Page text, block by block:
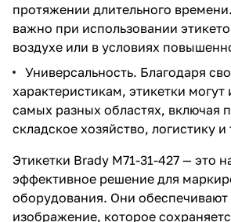
протяжении длительного
важно при использовании
воздухе или в условиях
Универсальность. Благодаря
характеристикам, этикетки могут
самых разных областях, включая
складское хозяйство, логистику и
Этикетки Brady M71-31-427 — это
эффективное решение для
оборудования. Они обеспечивают
изображение, которое